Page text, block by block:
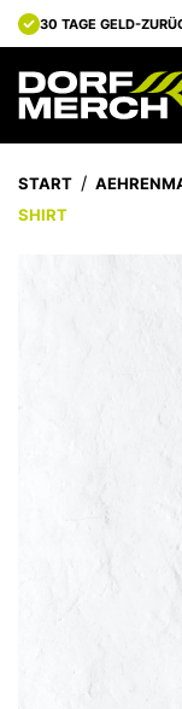
30 TAGE GELD-
START
SHIRT